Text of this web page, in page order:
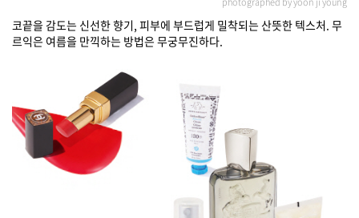
코끝을 감도는 신선한 향기, 피부에 부드럽게 밀착되는 산뜻한 텍스처. 무
르익은 여름을 만끽하는 방법은 무궁무진하다.